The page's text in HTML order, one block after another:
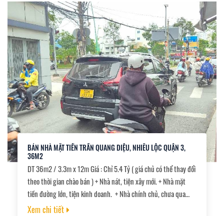
BÁN NHÀ MẶT TIỀN TRẦN QUANG DIỆU, NHIÊU LỘC QUẬN 3,
36M2
DT 36m2 / 3.3m x 12m Giá : Chỉ 5.4 Tỷ ( giá chủ có thể thay đổi
theo thời gian chào bán ) + Nhà nát, tiện xây mới. + Nhà mặt
tiền đường lớn, tiện kinh doanh. + Nhà chính chủ, chưa qua
đầu tư. Nay bán chia gia sản. + Khu vực kinh doanh sầm uất. +
Xem chi tiết